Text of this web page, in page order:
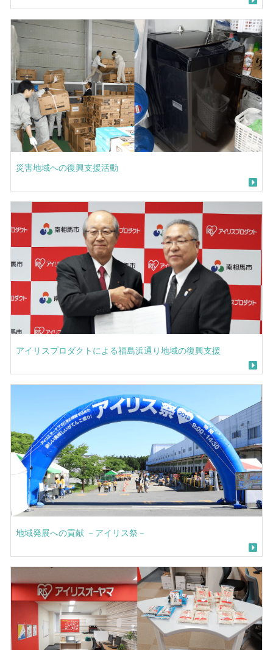
災害地域への復興支援活動
アイリスプロダクトによる福島浜通り地域の復興支援
地域発展への貢献 －アイリス祭－